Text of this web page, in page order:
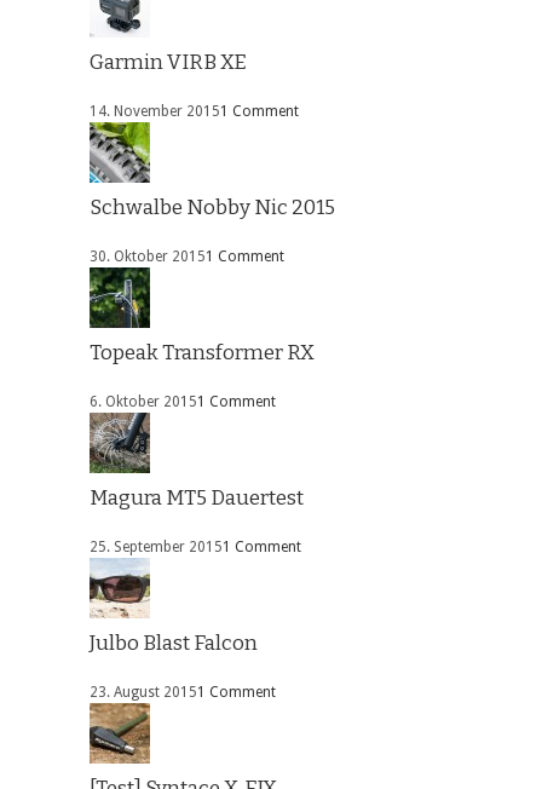
Garmin VIRB XE
14. November 20151 Comment
Schwalbe Nobby Nic 2015
30. Oktober 20151 Comment
Topeak Transformer RX
6. Oktober 20151 Comment
Magura MT5 Dauertest
25. September 20151 Comment
Julbo Blast Falcon
23. August 20151 Comment